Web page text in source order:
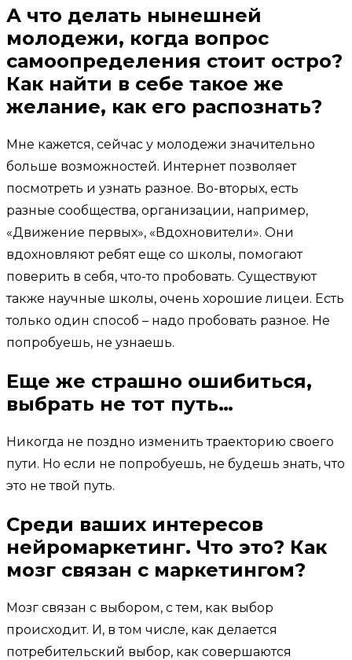
А что делать нынешней
молодежи, когда вопрос
самоопределения стоит остро?
Как найти в себе такое же
желание, как его распознать?
Мне кажется, сейчас у молодежи значительно
больше возможностей. Интернет позволяет
посмотреть и узнать разное. Во-вторых, есть
разные сообщества, организации, например,
«Движение первых», «Вдохновители». Они
вдохновляют ребят еще со школы, помогают
поверить в себя, что-то пробовать. Существуют
также научные школы, очень хорошие лицеи. Есть
только один способ – надо пробовать разное. Не
попробуешь, не узнаешь.
Еще же страшно ошибиться,
выбрать не тот путь…
Никогда не поздно изменить траекторию своего
пути. Но если не попробуешь, не будешь знать, что
это не твой путь.
Среди ваших интересов
нейромаркетинг. Что это? Как
мозг связан с маркетингом?
Мозг связан с выбором, с тем, как выбор
происходит. И, в том числе, как делается
потребительский выбор, как совершаются